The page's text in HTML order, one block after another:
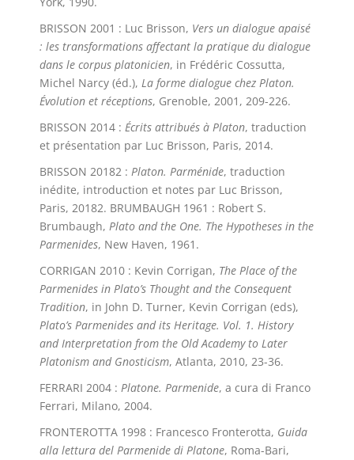
BRISSON 2001 : Luc Brisson, Vers un dialogue apaisé
: les transformations affectant la pratique du dialogue
dans le corpus platonicien, in Frédéric Cossutta,
Michel Narcy (éd.), La forme dialogue chez Platon.
Évolution et réceptions, Grenoble, 2001, 209-226.
BRISSON 2014 : Écrits attribués à Platon, traduction
et présentation par Luc Brisson, Paris, 2014.
BRISSON 20182 : Platon. Parménide, traduction
inédite, introduction et notes par Luc Brisson,
Paris, 20182. BRUMBAUGH 1961 : Robert S.
Brumbaugh, Plato and the One. The Hypotheses in the
Parmenides, New Haven, 1961.
CORRIGAN 2010 : Kevin Corrigan, The Place of the
Parmenides in Plato’s Thought and the Consequent
Tradition, in John D. Turner, Kevin Corrigan (eds),
Plato’s Parmenides and its Heritage. Vol. 1. History
and Interpretation from the Old Academy to Later
Platonism and Gnosticism, Atlanta, 2010, 23-36.
FERRARI 2004 : Platone. Parmenide, a cura di Franco
Ferrari, Milano, 2004.
FRONTEROTTA 1998 : Francesco Fronterotta, Guida
alla lettura del Parmenide di Platone, Roma-Bari,